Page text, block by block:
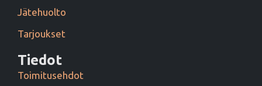
Jätehuolto
Tarjoukset
Tiedot
Toimitusehdot